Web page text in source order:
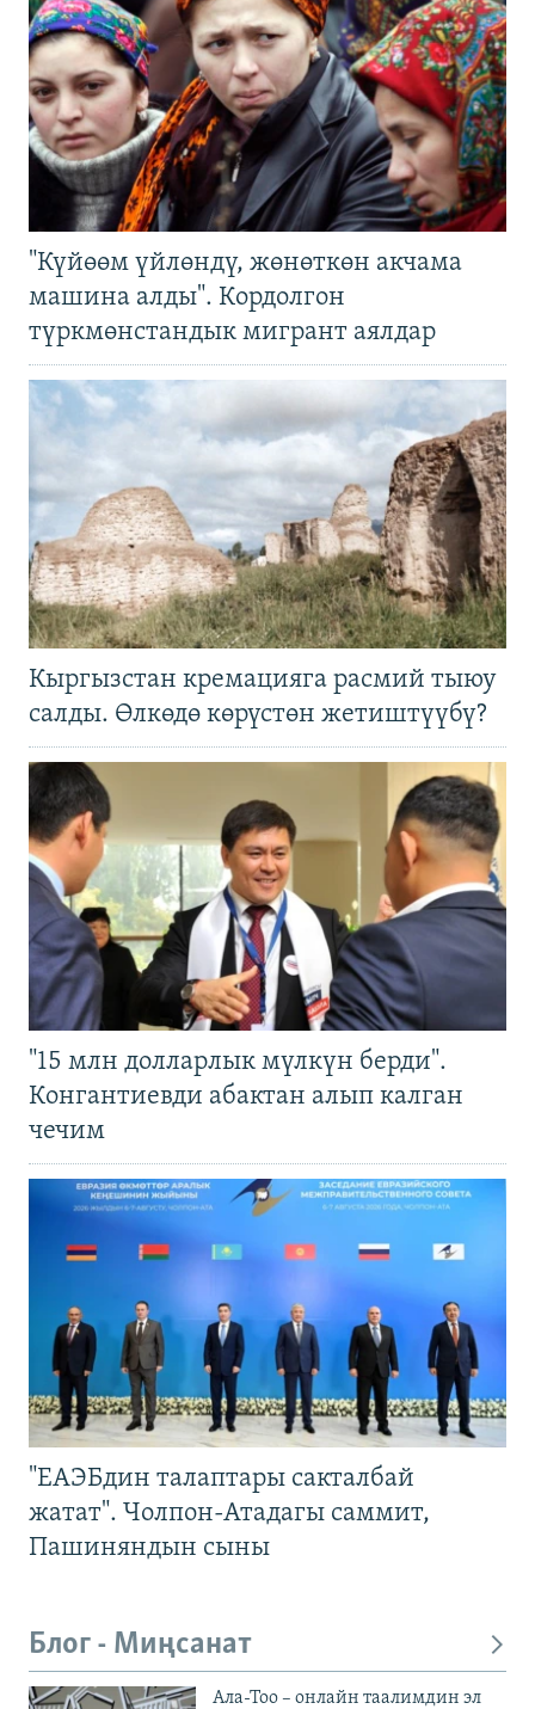
"Күйөөм үйлөндү, жөнөткөн акчама
машина алды". Кордолгон
түркмөнстандык мигрант аялдар
Кыргызстан кремацияга расмий тыюу
салды. Өлкөдө көрүстөн жетиштүүбү?
"15 млн долларлык мүлкүн берди".
Конгантиевди абактан алып калган
чечим
"ЕАЭБдин талаптары сакталбай
жатат". Чолпон-Атадагы саммит,
Пашиняндын сыны
Блог - Миңсанат
Ала-Тоо – онлайн таалимдин эл